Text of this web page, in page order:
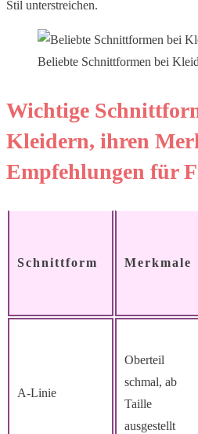
Stil unterstreichen.
Beliebte Schnittformen bei
Wichtige
Kleidern, ihren
Empfehlungen für
Schnittform Merkmale
A-Linie
Oberteil
schmal, ab
Taille
ausgestellt